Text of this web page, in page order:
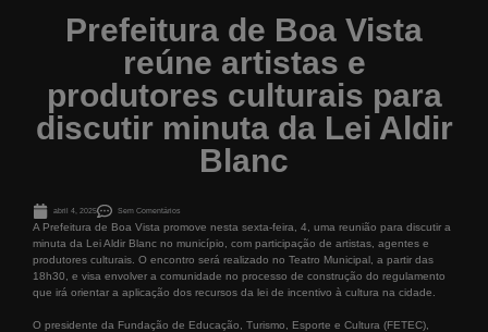
Prefeitura de Boa Vista
reúne artistas e
produtores culturais para
discutir minuta da Lei Aldir
Blanc
abril 4, 2025 Sem Comentários
A Prefeitura de Boa Vista promove nesta sexta-feira, 4, uma reunião para discutir a
minuta da Lei Aldir Blanc no município, com participação de artistas, agentes e
produtores culturais. O encontro será realizado no Teatro Municipal, a partir das
18h30, e visa envolver a comunidade no processo de construção do regulamento
que irá orientar a aplicação dos recursos da lei de incentivo à cultura na cidade.
O presidente da Fundação de Educação, Turismo, Esporte e Cultura (FETEC),